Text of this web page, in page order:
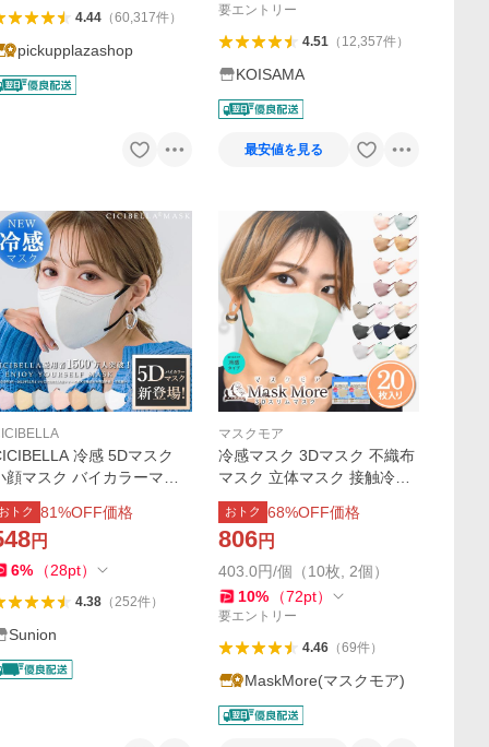
4.44（60,317件）
pickupplazashop
要エントリー
4.51（ 12,357件）
KOISAMA
最安値を見る
冷感 5Dマスク
顔マスク バイカラーマス
立体マスク 血色マスク く
ばし シシベラ マスク 肌に
しい 20枚 マスク 4個目半
大量割引あり
トク 81%OFF価格
円
6% （28pt）
4.38（252件）
Sunion
マスクモア
冷感マスク 3Dマスク 不織布
マスク 立体マスク 接触冷感
マスク バイカラー 小顔マス
ク カラーマスク おしゃれ マ
スクモア 3D マスク 冷感 20
枚入り
おトク 68%OFF価格
806円
403.0円/個（10枚, 2個）
10% （72pt）
要エントリー
4.46（69件）
MaskMore(マスクモア)